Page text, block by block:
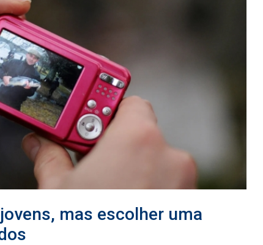
mas escolher uma